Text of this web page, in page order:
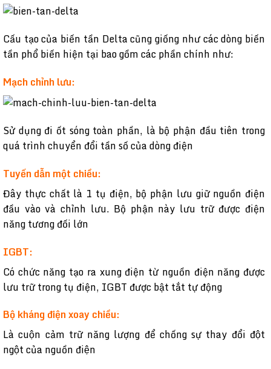
Cấu tạo của biến tần Delta cũng giống như các dòng biến
tần phổ biến hiện tại bao gồm các phần chính như:
Mạch chỉnh lưu:
Sử dụng đi ốt sóng toàn phần, là bộ phận đầu tiên trong
quá trình chuyển đổi tần số của dòng điện
Tuyến dẫn một chiều:
Đây thực chất là 1 tụ điện, bộ phận lưu giữ nguồn điện
đầu vào và chỉnh lưu. Bộ phận này lưu trữ được điện
năng tương đối lớn
IGBT:
Có chức năng tạo ra xung điện từ nguồn điện năng được
lưu trữ trong tụ điện, IGBT được bật tắt tự động
Bộ kháng điện xoay chiều:
Là cuộn cảm trữ năng lượng để chống sự thay đổi đột
ngột của nguồn điện